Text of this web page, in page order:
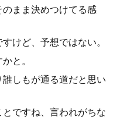
まま決めつけてる感
けど、予想ではない。
と。
しもが通る道だと思い
ですね、言われがちな